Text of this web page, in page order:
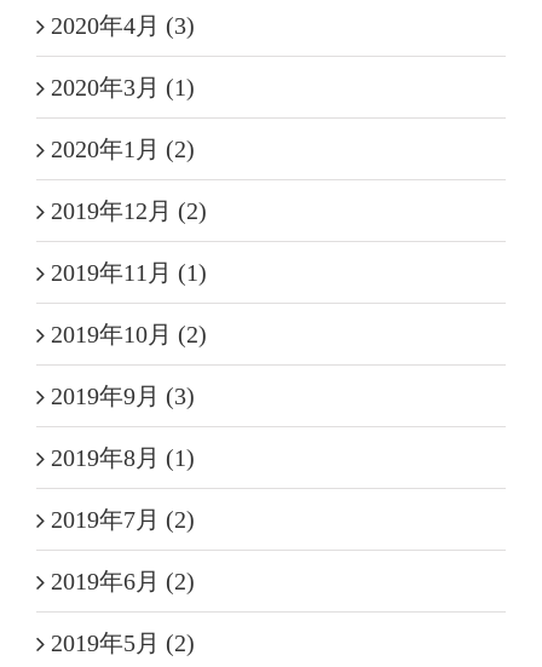
2020年4月 (3)
2020年3月 (1)
2020年1月 (2)
2019年12月 (2)
2019年11月 (1)
2019年10月 (2)
2019年9月 (3)
2019年8月 (1)
2019年7月 (2)
2019年6月 (2)
2019年5月 (2)